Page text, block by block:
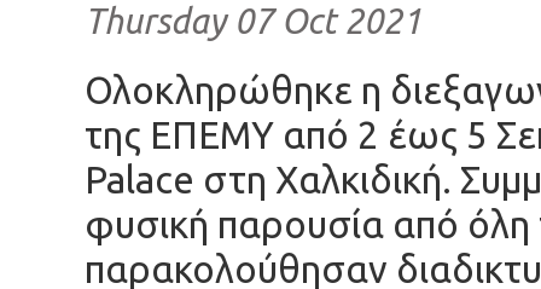
Thursday 07 Oct 2021
Ολοκληρώθηκε η
της ΕΠΕΜΥ από 2 έως 5
Palace στη Χαλκιδική.
φυσική παρουσία από
παρακολούθησαν